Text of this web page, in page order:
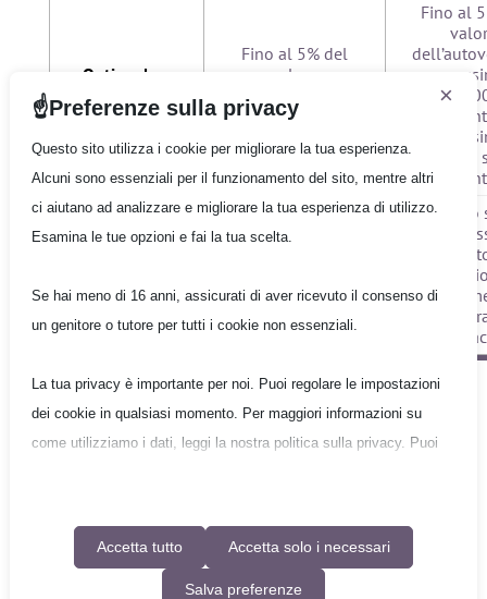
Optionals e
non di serie
Fino al 5% del
valore
dell’autoveicolo:
Massimo €
Fino al
–
–
250,00
Il rischio statico
può essere
movimento
(copertura della
sola giacenza)
Il rischio
può
sola
Copyright © 2026 Gruppo Quantum - Tutti i diritti
Designed byEM3DESIGN
Preferenze sulla privacy ×
Questo sito utilizza i cookie per migliorare la tua esperienza.
Alcuni sono essenziali per il funzionamento del sito, mentre altri
ci aiutano ad analizzare e migliorare la tua esperienza di utilizzo.
Esamina le tue opzioni e fai la tua scelta.
Se hai meno di 16 anni, assicurati di aver ricevuto il consenso di
un genitore o tutore per tutti i cookie non essenziali.
La tua privacy è importante per noi. Puoi regolare le impostazioni
dei cookie in qualsiasi momento. Per maggiori informazioni su
come utilizziamo i dati, leggi la nostra politica sulla privacy. Puoi
Nota che, se scegli di disabilitare alcuni tipi di cookie, questo
potrebbe influire sulla tua esperienza del sito e sui servizi che
Accetta tutto Accetta solo i necessari
Salva preferenze